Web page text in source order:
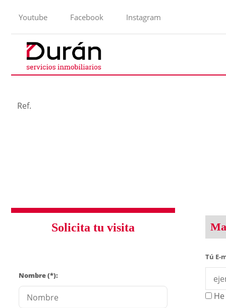
Youtube Facebook Instagram
Ref.
Solicita tu visita
Nombre (*):
Tú E-